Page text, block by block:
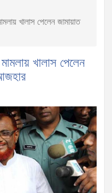
খালাস পেলেন জামায়াত
খালাস পেলেন